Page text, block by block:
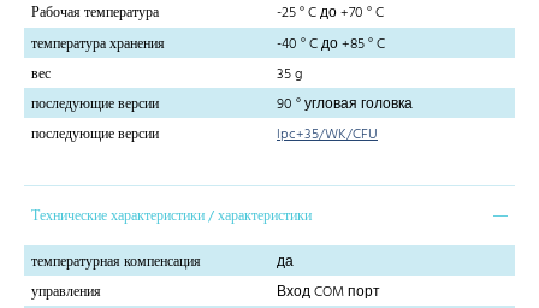
Рабочая температура
-25 ° C до +70 ° C
температура хранения
-40 ° C до +85 ° C
вес
35 g
последующие версии
90 ° угловая головка
последующие версии
lpc+35/WK/CFU
Технические характеристики / характеристики
температурная компенсация
да
управления
Вход COM порт